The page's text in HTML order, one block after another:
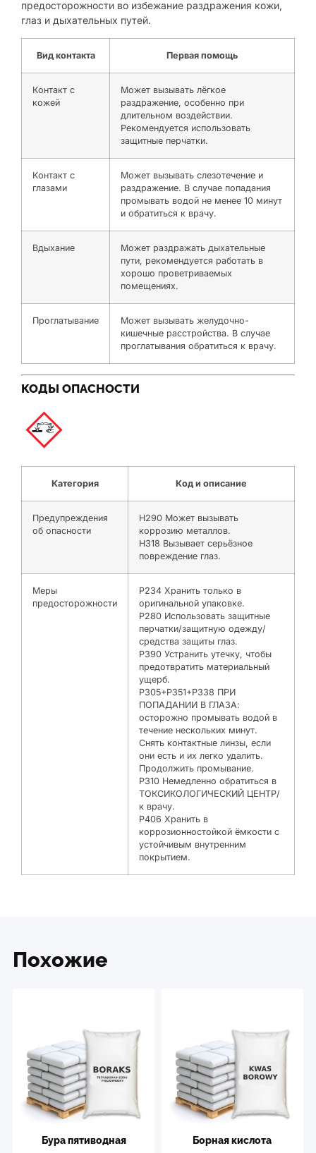
предосторожности во избежание раздражения кожи,
глаз и дыхательных путей.
Вид контакта Первая помощь
Контакт с
кожей
Может вызывать лёгкое
раздражение, особенно при
длительном воздействии.
Рекомендуется использовать
защитные перчатки.
Контакт с
глазами
Может вызывать слезотечение и
раздражение. В случае попадания
промывать водой не менее 10 минут
и обратиться к врачу.
Вдыхание
Может раздражать дыхательные
пути, рекомендуется работать в
хорошо проветриваемых
помещениях.
Проглатывание
Может вызывать желудочно-
кишечные расстройства. В случае
проглатывания обратиться к врачу.
КОДЫ ОПАСНОСТИ
Категория Код и описание
Предупреждения
об опасности
H290 Может вызывать
коррозию металлов.
H318 Вызывает серьёзное
повреждение глаз.
Меры
предосторожности
P234 Хранить только в
оригинальной упаковке.
P280 Использовать защитные
перчатки/защитную одежду/
средства защиты глаз.
P390 Устранить утечку, чтобы
предотвратить материальный
ущерб.
P305+P351+P338 ПРИ
ПОПАДАНИИ В ГЛАЗА:
осторожно промывать водой в
течение нескольких минут.
Снять контактные линзы, если
они есть и их легко удалить.
Продолжить промывание.
P310 Немедленно обратиться в
ТОКСИКОЛОГИЧЕСКИЙ ЦЕНТР/
к врачу.
P406 Хранить в
коррозионностойкой ёмкости с
устойчивым внутренним
покрытием.
Похожие
Бура пятиводная Борная кислота